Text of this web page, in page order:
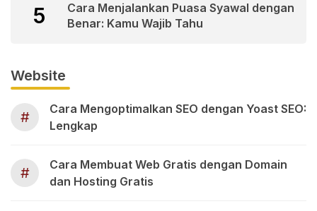
5
Cara Menjalankan Puasa Syawal dengan
Benar: Kamu Wajib Tahu
Website
#
Cara Mengoptimalkan SEO dengan Yoast SEO:
Lengkap
#
Cara Membuat Web Gratis dengan Domain
dan Hosting Gratis